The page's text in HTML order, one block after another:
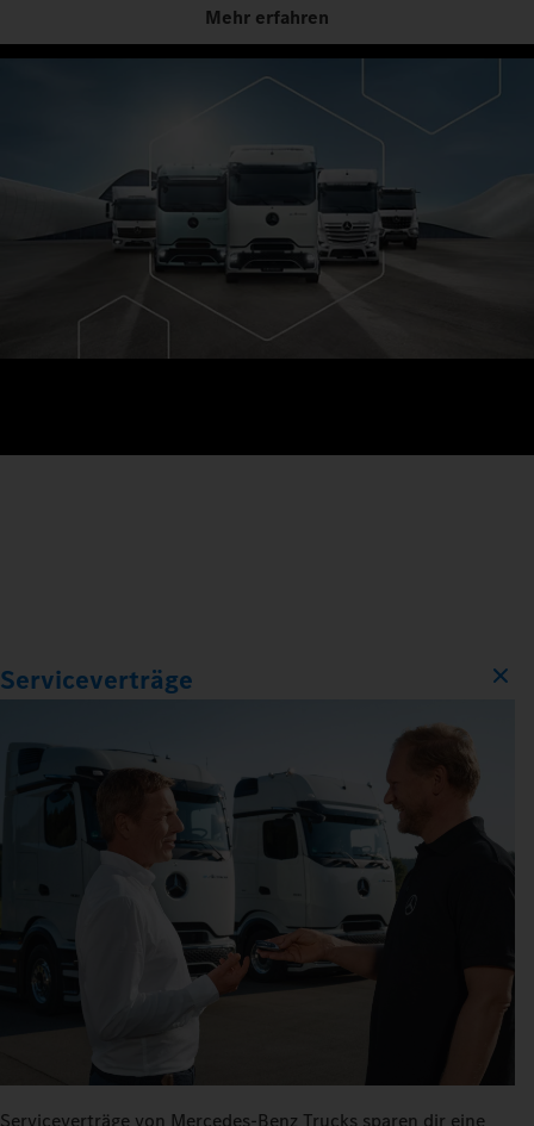
Mehr erfahren
Serviceverträge
Serviceverträge von Mercedes‑Benz Trucks sparen dir eine